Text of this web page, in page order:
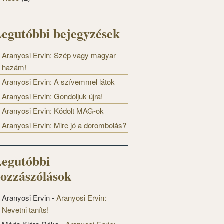
bejegyzések
Aranyosi Ervin: Szép vagy magyar
hazám!
Aranyosi Ervin: A szívemmel látok
Aranyosi Ervin: Gondoljuk újra!
Aranyosi Ervin: Kódolt MAG-ok
Aranyosi Ervin: Mire jó a dorombolás?
Aranyosi Ervin-Aranyosi Ervin:
Nevetni taníts!